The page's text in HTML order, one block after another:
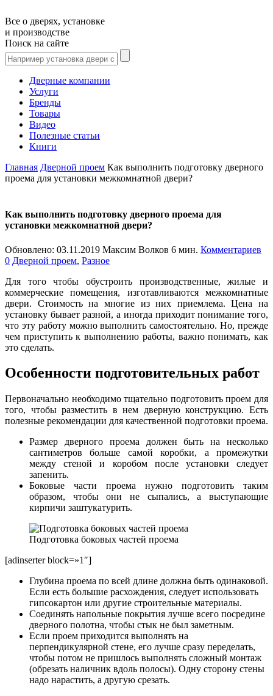
Все о дверях, установке
и производстве
Поиск на сайте
Дверные компании
Услуги
Бренды
Товары
Видео
Полезные статьи
Книги
Главная Дверной проем Как выполнить подготовку дверного
проема для установки межкомнатной двери?
Как выполнить подготовку дверного проема для
установки межкомнатной двери?
Обновлено: 03.11.2019 Максим Волков 6 мин. Комментариев
0 Дверной проем, Разное
Для того чтобы обустроить производственные, жилые и
коммерческие помещения, изготавливаются межкомнатные
двери. Стоимость на многие из них приемлема. Цена на
установку бывает разной, а иногда приходит понимание того,
что эту работу можно выполнить самостоятельно. Но, прежде
чем приступить к выполнению работы, важно понимать, как
это сделать.
Особенности подготовительных работ
Первоначально необходимо тщательно подготовить проем для
того, чтобы разместить в нем дверную конструкцию. Есть
полезные рекомендации для качественной подготовки проема.
Размер дверного проема должен быть на несколько
сантиметров больше самой коробки, а промежутки
между стеной и коробом после установки следует
запенить.
Боковые части проема нужно подготовить таким
образом, чтобы они не сыпались, а выступающие
кирпичи заштукатурить.
Подготовка боковых частей проема
[adinserter block=»1″]
Глубина проема по всей длине должна быть одинаковой.
Если есть большие расхождения, следует использовать
гипсокартон или другие строительные материалы.
Соединять напольные покрытия лучше всего посредине
дверного полотна, чтобы стык не был заметным.
Если проем приходится выполнять на
перпендикулярной стене, его лучше сразу переделать,
чтобы потом не пришлось выполнять сложный монтаж
(обрезать наличник вдоль полосы). Одну сторону стены
надо нарастить, а другую срезать.